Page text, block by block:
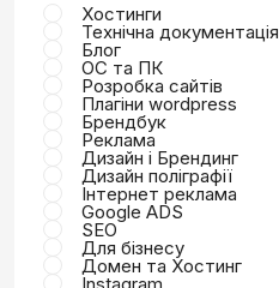
Хостинги
Технічна документація
Блог
ОС та ПК
Розробка сайтів
Плагіни wordpress
Брендбук
Реклама
Дизайн і Брендинг
Дизайн поліграфії
Інтернет реклама
Google ADS
SEO
Для бізнесу
Домен та Хостинг
Instagram